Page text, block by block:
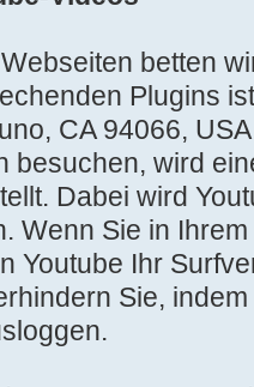
betten
Plugins
CA 94066,
besuchen, wird
Dabei wird
Wenn Sie in
Youtube Ihr
Sie,